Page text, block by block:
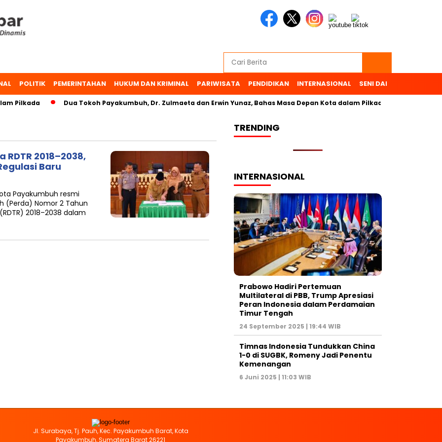
POLITIK PEMERINTAHAN HUKUM DAN KRIMINAL PARIWISATA PENDIDIKAN INTERNASIONAL SENI DAN BUDAYA
Pilkada Dua Tokoh Payakumbuh, Dr. Zulmaeta dan Erwin Yunaz, Bahas Masa Depan Kota dalam Pilkada
RDTR 2018–2038,
Baru
Payakumbuh resmi
(Perda) Nomor 2 Tahun
2018–2038 dalam
TRENDING
INTERNASIONAL
Prabowo Hadiri Pertemuan
Multilateral di PBB, Trump Apresiasi
Peran Indonesia dalam Perdamaian
Timur Tengah
24 September 2025 | 19:44 WIB
Timnas Indonesia Tundukkan China
1-0 di SUGBK, Romeny Jadi Penentu
Kemenangan
6 Juni 2025 | 11:03 WIB
Jl. Surabaya, Tj. Pauh, Kec. Payakumbuh Barat, Kota
Payakumbuh, Sumatera Barat 26221